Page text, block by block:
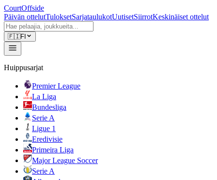
CourtOffside
Päivän ottelutTuloksetSarjataulukotUutisetSiirrotKeskinäiset ottelut
🇫🇮FI
Huippusarjat
Premier League
La Liga
Bundesliga
Serie A
Ligue 1
Eredivisie
Primeira Liga
Major League Soccer
Serie A